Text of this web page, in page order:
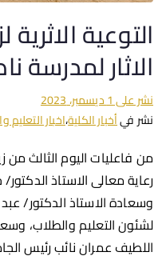
التوعية
الاثار لمدرسة
نشر على1 ديسمبر، 2023
نشر فيأخبار الكلية،اخبار التعليم
من فاعليات اليوم الثالث من
رعاية معالى الاستاذ
وسعادة الاستاذ الدكتور/
لشئون التعليم والطلاب،
اللطيف عمران نائب رئيس